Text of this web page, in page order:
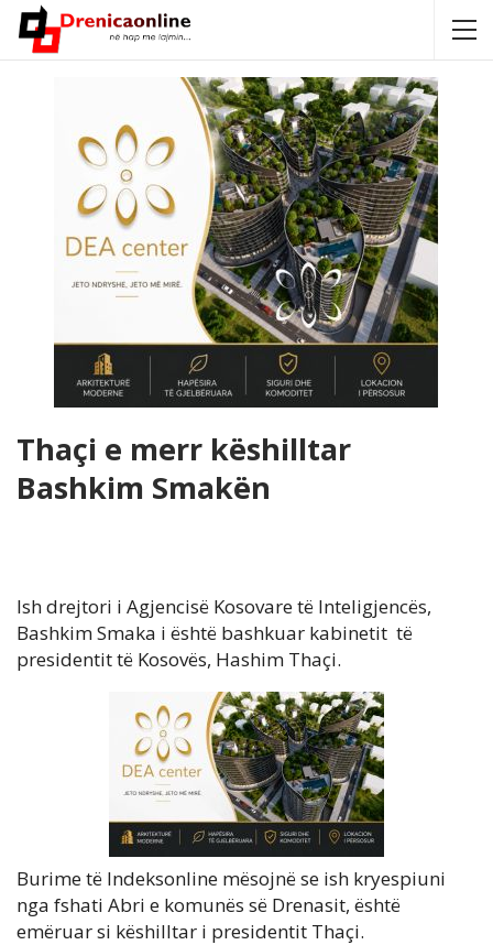
Thaçi e merr këshilltar
Bashkim Smakën
Ish drejtori i Agjencisë Kosovare të Inteligjencës,
Bashkim Smaka i është bashkuar kabinetit të
presidentit të Kosovës, Hashim Thaçi.
Burime të Indeksonline mësojnë se ish kryespiuni
nga fshati Abri e komunës së Drenasit, është
emëruar si këshilltar i presidentit Thaçi.